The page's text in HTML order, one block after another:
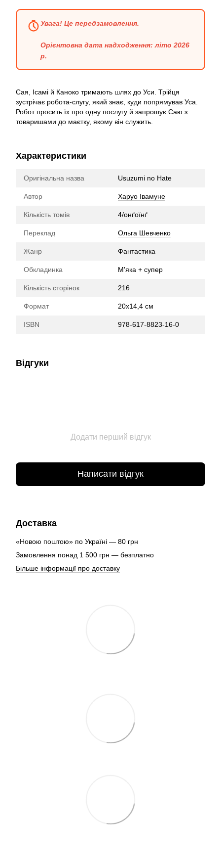
Увага! Це передзамовлення.
Орієнтовна дата надходження: літо 2026
р.
Сая, Ісамі й Каноко тримають шлях до Уси. Трійця
зустрічає робота-слугу, який знає, куди попрямував Уса.
Робот просить їх про одну послугу й запрошує Саю з
товаришами до маєтку, якому він служить.
Характеристики
Оригінальна назва Usuzumi no Hate
Автор Харуо Івамуне
Кількість томів 4/онґоїнґ
Переклад Ольга Шевченко
Жанр Фантастика
Обкладинка М'яка + супер
Кількість сторінок 216
Формат 20х14,4 см
ISBN 978-617-8823-16-0
Відгуки
Додати перший відгук
Написати відгук
Доставка
«Новою поштою» по Україні — 80 грн
Замовлення понад 1 500 грн — безплатно
Більше інформації про доставку